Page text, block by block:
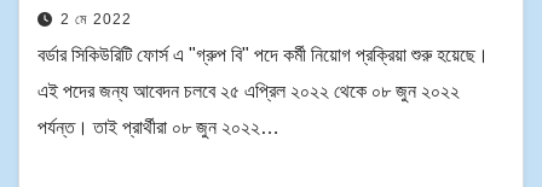
2 মে 2022
বর্ডার সিকিউরিটি ফোর্স এ "গ্রুপ বি" পদে কর্মী নিয়োগ প্রক্রিয়া শুরু হয়েছে।
এই পদের জন্য আবেদন চলবে ২৫ এপ্রিল ২০২২ থেকে ০৮ জুন ২০২২
পর্যন্ত। তাই প্রার্থীরা ০৮ জুন ২০২২…